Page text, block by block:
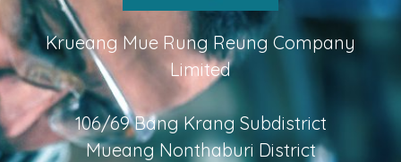
Krueang Mue Rung Reung Company
Limited
106/69 Bang Krang Subdistrict
Mueang Nonthaburi District